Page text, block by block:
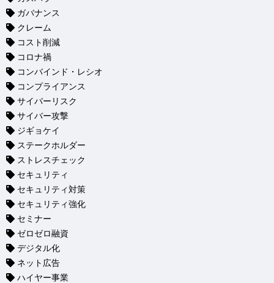
ガバナンス
クレーム
コスト削減
コロナ禍
コンバインド・レシオ
コンプライアンス
サイバーリスク
サイバー攻撃
ジギョケイ
ステークホルダー
ストレスチェック
セキュリティ
セキュリティ対策
セキュリティ強化
セミナー
ゼロゼロ融資
デジタル化
ネット広告
ハイヤー事業